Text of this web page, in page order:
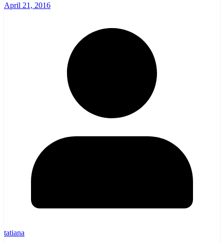
April 21, 2016
tatiana